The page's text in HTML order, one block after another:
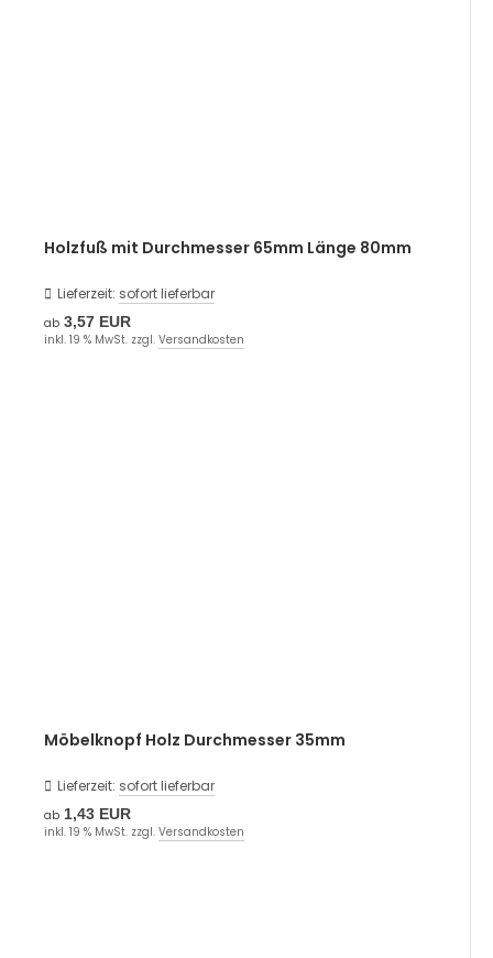
Holzfuß mit Durchmesser 65mm Länge 80mm
Lieferzeit: sofort lieferbar
ab 3,57 EUR
inkl. 19 % MwSt. zzgl. Versandkosten
Möbelknopf Holz Durchmesser 35mm
Lieferzeit: sofort lieferbar
ab 1,43 EUR
inkl. 19 % MwSt. zzgl. Versandkosten